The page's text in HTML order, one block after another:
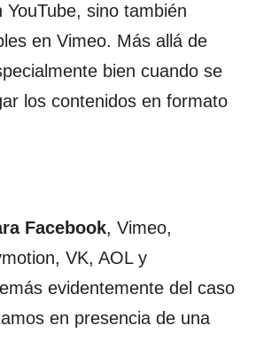
YouTube, sino también
en Vimeo. Más allá de
bien cuando se
los contenidos en formato
Facebook, Vimeo,
VK, AOL y
evidentemente del caso
en presencia de una